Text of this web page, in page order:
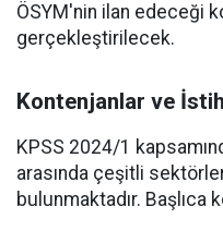
ÖSYM'nin ilan edeceği
gerçekleştirilecek.
Kontenjanlar ve
KPSS 2024/1
arasında çeşitli
bulunmaktadır. Başlıca